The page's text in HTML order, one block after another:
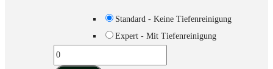
Standard - Keine Tiefenreinigung
Expert - Mit Tiefenreinigung